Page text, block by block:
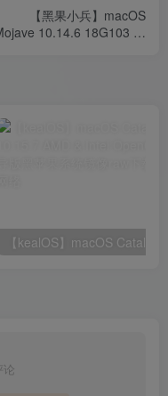
【黑果小兵】macOS
10.14.6 18G103 正
论